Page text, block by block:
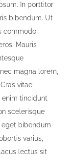
In porttitor
bibendum. Ut
commodo
Mauris
magna lorem,
vitae
enim tincidunt
scelerisque
bibendum
varius,
lectus sit